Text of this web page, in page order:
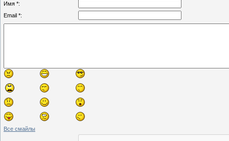
Имя *:
Email *:
Все смайлы